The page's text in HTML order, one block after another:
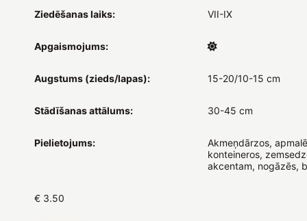
Ziedēšanas laiks: VII-IX
Apgaismojums:
Augstums (zieds/lapas): 15-20/10-15 cm
Stādīšanas attālums: 30-45 cm
Pielietojums:
Akmeņdārzos,
konteineros,
akcentam, nogāzēs,
€ 3.50